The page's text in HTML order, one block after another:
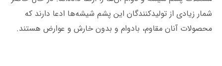
شمار زیادی از تولیدکنندگان این پشم شیشه‌ها ادعا دارند که
محصولات آنان مقاوم، بادوام و بدون خارش و عوارض هستند.